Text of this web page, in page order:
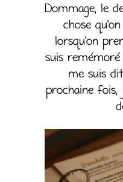
Dommage, le
chose
lorsqu’on
suis
me suis
prochaine